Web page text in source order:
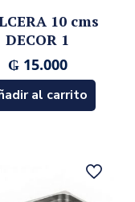
10 cms
DECOR 1
₲15.000
al carrito